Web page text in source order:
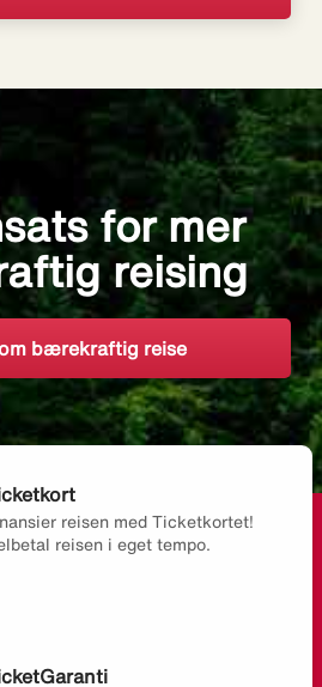
for mer
reising
om bærekraftig reise
reisen med Ticketkortet!
reisen i eget tempo.